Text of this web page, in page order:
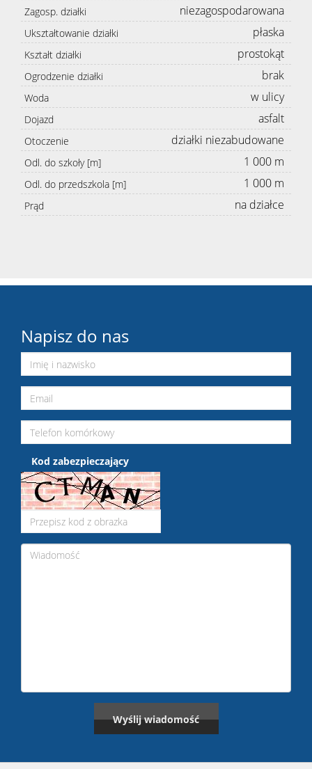
Zagosp. działki niezagospodarowana
Ukształtowanie działki płaska
Kształt działki prostokąt
Ogrodzenie działki brak
Woda w ulicy
Dojazd asfalt
Otoczenie działki niezabudowane
Odl. do szkoły [m] 1 000 m
Odl. do przedszkola [m] 1 000 m
Prąd na działce
Napisz do nas
Kod zabezpieczający